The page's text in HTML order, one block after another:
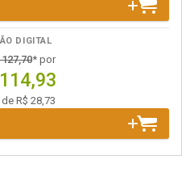
DIGITAL
* por
R$ 28,73